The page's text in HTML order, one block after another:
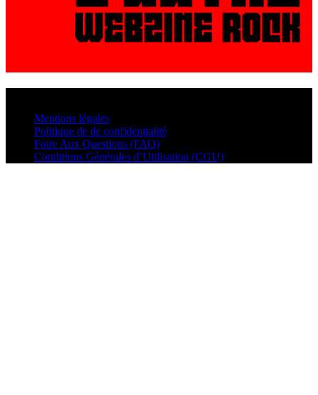
Mentions légales
Politique de de confidentialité
Foire Aux Questions (FAQ)
Conditions Générales d’Utilisation (CGU)